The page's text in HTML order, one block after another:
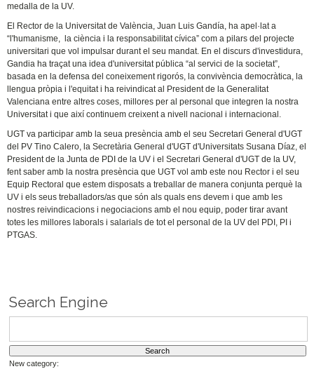
medalla de la UV.
El Rector de la Universitat de València, Juan Luis Gandía, ha apel·lat a
“l'humanisme, la ciència i la responsabilitat cívica” com a pilars del projecte
universitari que vol impulsar durant el seu mandat. En el discurs d'investidura,
Gandia ha traçat una idea d'universitat pública “al servici de la societat”,
basada en la defensa del coneixement rigorós, la convivència democràtica, la
llengua pròpia i l'equitat i ha reivindicat al President de la Generalitat
Valenciana entre altres coses, millores per al personal que integren la nostra
Universitat i que així continuem creixent a nivell nacional i internacional.
UGT va participar amb la seua presència amb el seu Secretari General d'UGT
del PV Tino Calero, la Secretària General d'UGT d'Universitats Susana Díaz, el
President de la Junta de PDI de la UV i el Secretari General d'UGT de la UV,
fent saber amb la nostra presència que UGT vol amb este nou Rector i el seu
Equip Rectoral que estem disposats a treballar de manera conjunta perquè la
UV i els seus treballadors/as que són als quals ens devem i que amb les
nostres reivindicacions i negociacions amb el nou equip, poder tirar avant
totes les millores laborals i salarials de tot el personal de la UV del PDI, PI i
PTGAS.
Search Engine
New category: